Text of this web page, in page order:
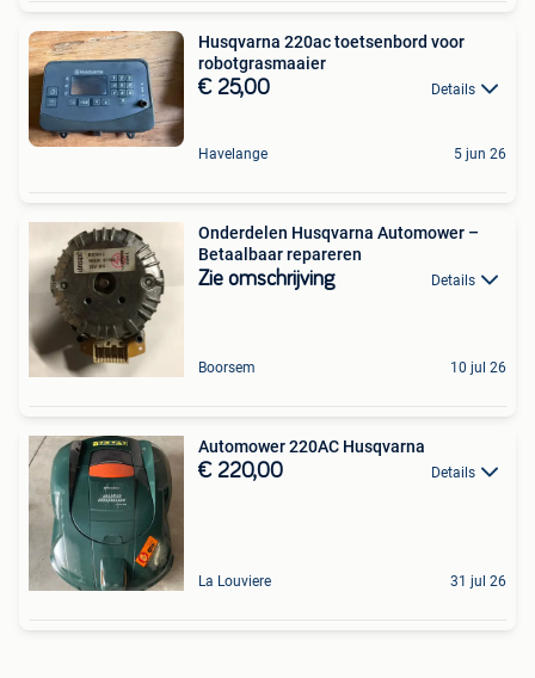
Husqvarna 220ac toetsenbord voor
robotgrasmaaier
€ 25,00 Details
Havelange 5 jun 26
Onderdelen Husqvarna Automower –
Betaalbaar repareren
Zie omschrijving Details
Boorsem 10 jul 26
Automower 220AC Husqvarna
€ 220,00 Details
La Louviere 31 jul 26